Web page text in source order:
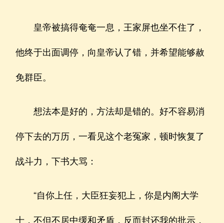
皇帝被搞得奄奄一息，王家屏也坐不住了，
他终于出面调停，向皇帝认了错，并希望能够赦
免群臣。
想法本是好的，方法却是错的。好不容易消
停下去的万历，一看见这个老冤家，顿时恢复了
战斗力，下书大骂：
“自你上任，大臣狂妄犯上，你是内阁大学
士，不但不居中缓和矛盾，反而封还我的批示，